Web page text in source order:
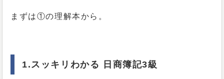
まずは①の理解本から。
1.スッキリわかる 日商簿記3級